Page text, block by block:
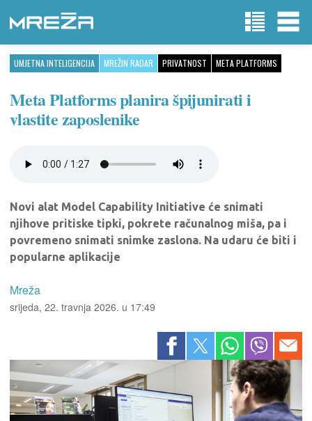
UMJETNA INTELIGENCIJA MREŽIN RADAR PRIVATNOST META PLATFORMS
Meta Platforms planira špijunirati i
vlastite zaposlenike
Novi alat Model Capability Initiative će snimati
njihove pritiske tipki, pokrete računalnog miša, pa i
povremeno snimati snimke zaslona. Na udaru će biti i
popularne aplikacije
Mreža
srijeda, 22. travnja 2026. u 17:49